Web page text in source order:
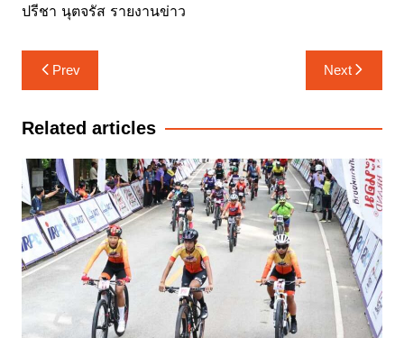
ปรีชา นุตจรัส รายงานข่าว
แนะแนว
เรื่อง
Prev Next
Related articles